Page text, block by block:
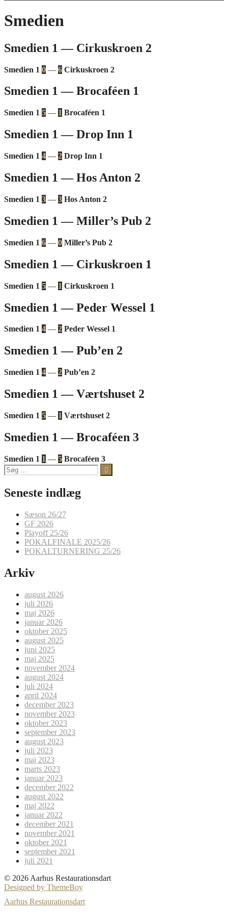
Smedien
Smedien 1 — Cirkuskroen 2
Smedien 1 0 — 6 Cirkuskroen 2
Smedien 1 — Brocaféen 1
Smedien 1 5 — 1 Brocaféen 1
Smedien 1 — Drop Inn 1
Smedien 1 4 — 2 Drop Inn 1
Smedien 1 — Hos Anton 2
Smedien 1 3 — 3 Hos Anton 2
Smedien 1 — Miller’s Pub 2
Smedien 1 6 — 0 Miller’s Pub 2
Smedien 1 — Cirkuskroen 1
Smedien 1 5 — 1 Cirkuskroen 1
Smedien 1 — Peder Wessel 1
Smedien 1 4 — 2 Peder Wessel 1
Smedien 1 — Pub’en 2
Smedien 1 4 — 2 Pub’en 2
Smedien 1 — Værtshuset 2
Smedien 1 5 — 1 Værtshuset 2
Smedien 1 — Brocaféen 3
Smedien 1 1 — 5 Brocaféen 3
Søg
efter:
Seneste indlæg
Sæson 26/27
GF 2026
Playoff 25/26
POKALFINALE 2025/26
POKALTURNERING 25/26
Arkiv
august 2026
juli 2026
maj 2026
januar 2026
oktober 2025
august 2025
juni 2025
maj 2025
november 2024
august 2024
juli 2024
april 2024
december 2023
november 2023
oktober 2023
september 2023
august 2023
juli 2023
maj 2023
marts 2023
januar 2023
december 2022
august 2022
maj 2022
januar 2022
december 2021
november 2021
oktober 2021
september 2021
juli 2021
© 2026 Aarhus Restaurationsdart
Designed by ThemeBoy
Aarhus Restaurationsdart